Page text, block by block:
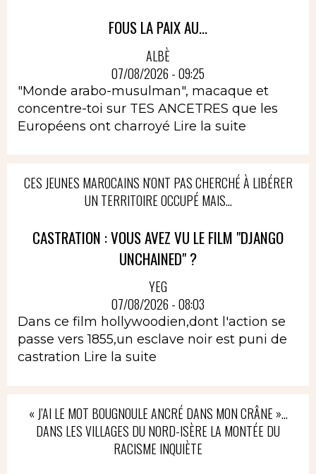
FOUS LA PAIX AU...
ALBÈ
07/08/2026 - 09:25
"Monde arabo-musulman", macaque et
concentre-toi sur TES ANCETRES que les
Européens ont charroyé Lire la suite
CES JEUNES MAROCAINS N'ONT PAS CHERCHÉ À LIBÉRER
UN TERRITOIRE OCCUPÉ MAIS...
CASTRATION : VOUS AVEZ VU LE FILM "DJANGO
UNCHAINED" ?
YEG
07/08/2026 - 08:03
Dans ce film hollywoodien,dont l'action se
passe vers 1855,un esclave noir est puni de
castration Lire la suite
« J’AI LE MOT BOUGNOULE ANCRÉ DANS MON CRÂNE »…
DANS LES VILLAGES DU NORD-ISÈRE LA MONTÉE DU
RACISME INQUIÈTE